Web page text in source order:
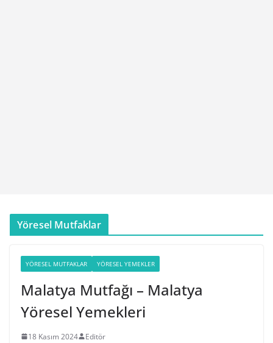
Yöresel Mutfaklar
YÖRESEL MUTFAKLAR YÖRESEL YEMEKLER
Malatya Mutfağı – Malatya
Yöresel Yemekleri
18 Kasım 2024 Editör